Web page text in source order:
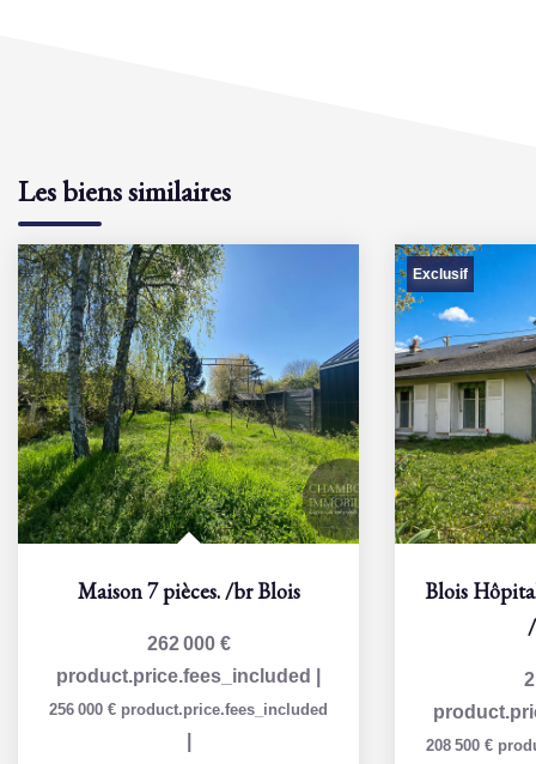
Les biens similaires
Maison 7 pièces. /brBlois
262 000 €
product.price.fees_included
256 000 € product.price.fees_included
Exclusif
208 500 €